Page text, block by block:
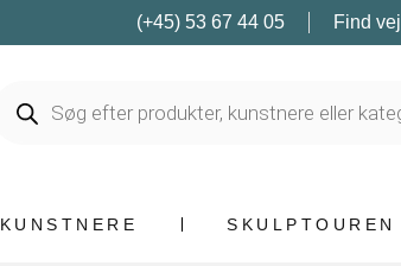
(+45) 53 67 44 05 Find vej
KUNSTNERE SKULPTOUREN